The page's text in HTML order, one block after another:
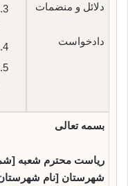
دلائل و منضمات
دادخواست
بسمه تعالی
ریاست محترم شعبه
شهرستان [نام